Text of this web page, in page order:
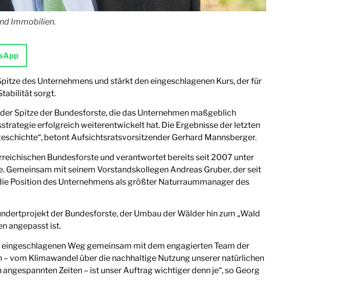
Immobilien.
des Unternehmens und stärkt den eingeschlagenen Kurs, der für
sorgt.
Spitze der Bundesforste, die das Unternehmen maßgeblich
erfolgreich weiterentwickelt hat. Die Ergebnisse der letzten
betont Aufsichtsratsvorsitzender Gerhard Mannsberger.
Bundesforste und verantwortet bereits seit 2007 unter
Gemeinsam mit seinem Vorstandskollegen Andreas Gruber, der seit
Position des Unternehmens als größter Naturraummanager des
der Bundesforste, der Umbau der Wälder hin zum „Wald
angepasst ist.
Weg gemeinsam mit dem engagierten Team der
vom Klimawandel über die nachhaltige Nutzung unserer natürlichen
Zeiten – ist unser Auftrag wichtiger denn je“, so Georg